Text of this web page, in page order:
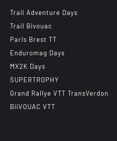
Trail Adventure Days
Trail Bivouac
Paris Brest TT
Enduromag Days
MX2K Days
SUPERTROPHY
Grand Rallye VTT TransVerdon
BiiVOUAC VTT